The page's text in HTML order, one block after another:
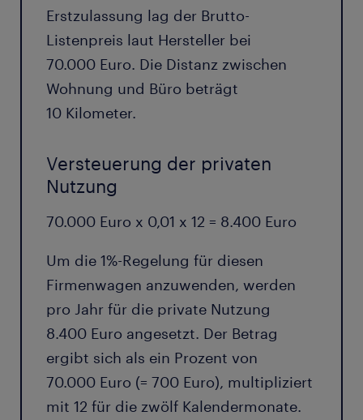
Erstzulassung lag der Brutto-
Listenpreis laut Hersteller bei
70.000 Euro. Die Distanz zwischen
Wohnung und Büro beträgt
10 Kilometer.
Versteuerung der privaten
Nutzung
70.000 Euro x 0,01 x 12 = 8.400 Euro
Um die 1%-Regelung für diesen
Firmenwagen anzuwenden, werden
pro Jahr für die private Nutzung
8.400 Euro angesetzt. Der Betrag
ergibt sich als ein Prozent von
70.000 Euro (= 700 Euro), multipliziert
mit 12 für die zwölf Kalendermonate.